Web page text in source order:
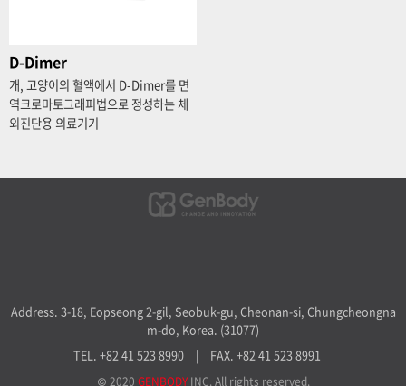
D-Dimer
개, 고양이의 혈액에서 D-Dimer를 면
역크로마토그래피법으로 정성하는 체
외진단용 의료기기
Address. 3-18, Eopseong 2-gil, Seobuk-gu, Cheonan-si, Chungcheongna
m-do, Korea. (31077)
TEL. +82 41 523 8990
| FAX. +82 41 523 8991
© 2020 GENBODYINC. All rights reserved.